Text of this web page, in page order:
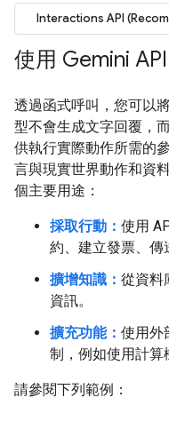
Interactions API
使用 Gemini
透過函式呼叫，您可以
型不會生成文字回覆，
供執行實際動作所需的
言與現實世界動作和資
個主要用途：
採取行動： 使用
約、建立發票、傳
擴增知識： 從資料
資訊。
擴充功能： 使用外
制，例如使用計算
請參閱下列範例：